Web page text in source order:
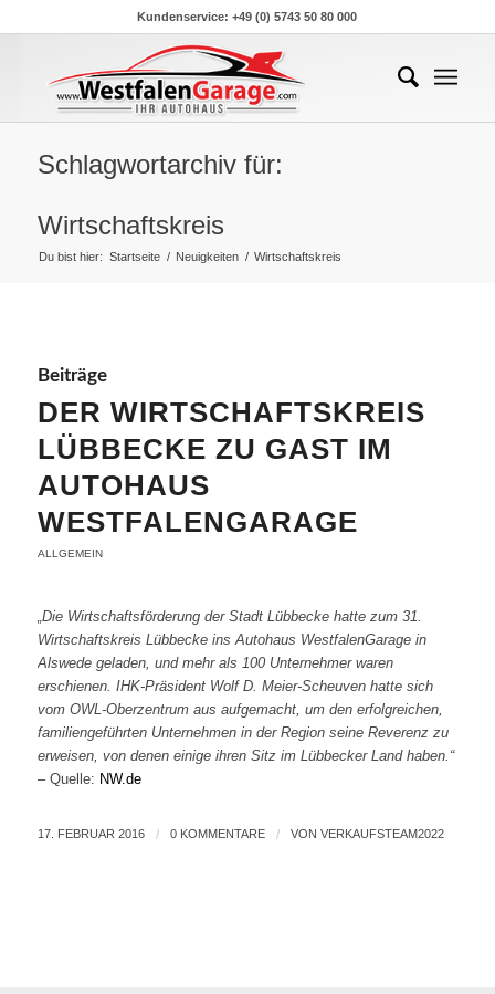
Kundenservice: +49 (0) 5743 50 80 000
Schlagwortarchiv für:
Wirtschaftskreis
Du bist hier: Startseite / Neuigkeiten / Wirtschaftskreis
Beiträge
DER WIRTSCHAFTSKREIS
LÜBBECKE ZU GAST IM
AUTOHAUS
WESTFALENGARAGE
ALLGEMEIN
„Die Wirtschaftsförderung der Stadt Lübbecke hatte zum 31.
Wirtschaftskreis Lübbecke ins Autohaus WestfalenGarage in
Alswede geladen, und mehr als 100 Unternehmer waren
erschienen. IHK-Präsident Wolf D. Meier-Scheuven hatte sich
vom OWL-Oberzentrum aus aufgemacht, um den erfolgreichen,
familiengeführten Unternehmen in der Region seine Reverenz zu
erweisen, von denen einige ihren Sitz im Lübbecker Land haben.“
– Quelle: NW.de
17. FEBRUAR 2016 / 0 KOMMENTARE / VON VERKAUFSTEAM2022